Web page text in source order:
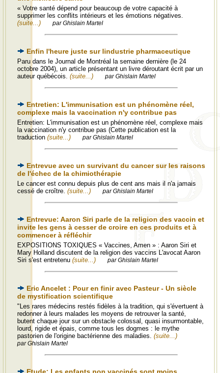
« Votre santé dépend pour beaucoup de votre capacité à
supprimer les conflits intérieurs et les émotions négatives.
(suite...)
par Ghislain Martel
Enfin l'heure juste sur lindustrie pharmaceutique
Paru dans le Journal de Montréal la semaine dernière (le 24
octobre 2004), un article présentant un livre déroutant écrit par un
auteur québécois. (suite...) par Ghislain Martel
Entretien: L'immunisation est un phénomène réel,
complexe mais la vaccination n'y contribue pas
Entretien: L'immunisation est un phénomène réel, complexe mais
la vaccination n'y contribue pas (Cette publication est la
traduction (suite...) par Ghislain Martel
Entrevue avec un survivant du cancer sur les raisons
de l'échec de la chimiothérapie
Le cancer est connu depuis plus de cent ans mais il n'a jamais
cessé de croître. (suite...) par Ghislain Martel
Entrevue: Aaron Siri parle de la religion des vaccin et
invite les gens à cesser de croire en ces produits et à
commencer à réfléchir
EXPOSITIONS TOXIQUES « Vaccines, Amen » : Aaron Siri et
Mary Holland discutent de la religion des vaccins L'avocat Aaron
Siri s'est entretenu (suite...) par Ghislain Martel
Eric Ancelet : Pour en finir avec Pasteur - Un siècle
de mystification scientifique
"Les rares médecins restés fidèles à la tradition, qui s'évertuent à
redonner à leurs malades les moyens de retrouver la santé,
butent chaque jour sur un obstacle colossal, quasi insurmontable,
lourd, rigide et épais, comme tous les dogmes : le mythe
pastorien de l'origine bactérienne des maladies. (suite...)
par Ghislain Martel